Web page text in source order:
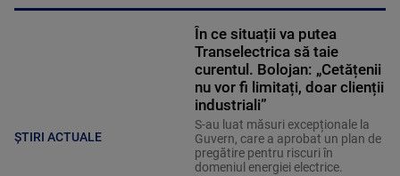
ȘTIRI ACTUALE
În ce situații va putea
Transelectrica să taie
curentul. Bolojan: „Cetățenii
nu vor fi limitați, doar clienții
industriali”
S-au luat măsuri excepționale la
Guvern, care a aprobat un plan de
pregătire pentru riscuri în
domeniul energiei electrice.